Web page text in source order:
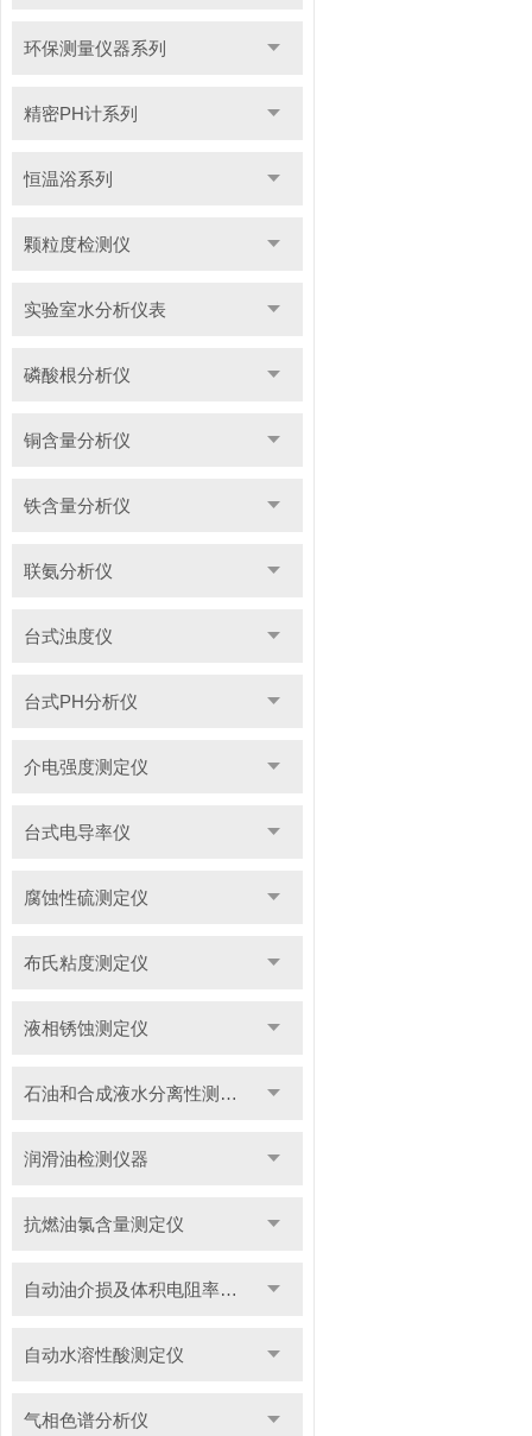
环保测量仪器系列
精密PH计系列
恒温浴系列
颗粒度检测仪
实验室水分析仪表
磷酸根分析仪
铜含量分析仪
铁含量分析仪
联氨分析仪
台式浊度仪
台式PH分析仪
介电强度测定仪
台式电导率仪
腐蚀性硫测定仪
布氏粘度测定仪
液相锈蚀测定仪
石油和合成液水分离性测定仪
润滑油检测仪器
抗燃油氯含量测定仪
自动油介损及体积电阻率测定仪
自动水溶性酸测定仪
气相色谱分析仪